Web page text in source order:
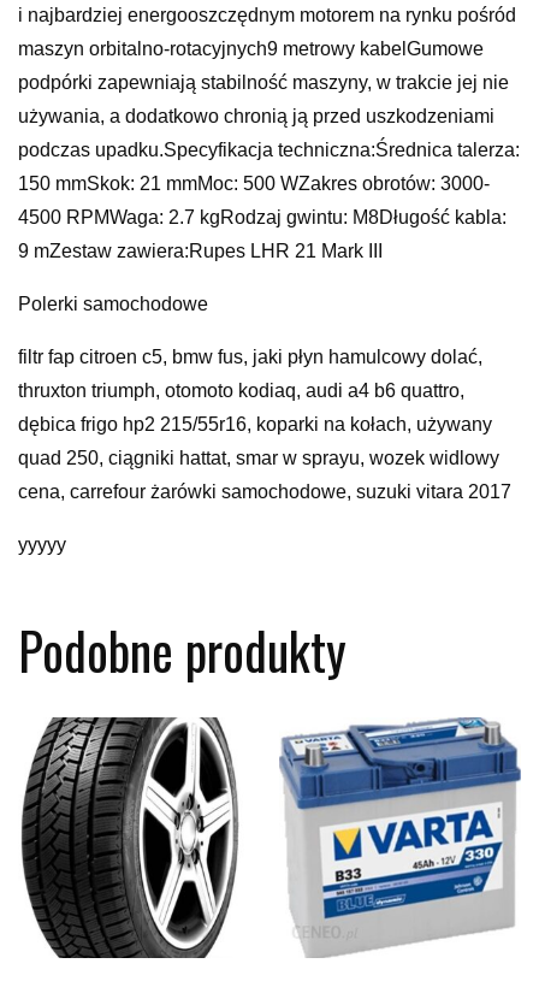
i najbardziej energooszczędnym motorem na rynku pośród
maszyn orbitalno-rotacyjnych9 metrowy kabelGumowe
podpórki zapewniają stabilność maszyny, w trakcie jej nie
używania, a dodatkowo chronią ją przed uszkodzeniami
podczas upadku.Specyfikacja techniczna:Średnica talerza:
150 mmSkok: 21 mmMoc: 500 WZakres obrotów: 3000-
4500 RPMWaga: 2.7 kgRodzaj gwintu: M8Długość kabla:
9 mZestaw zawiera:Rupes LHR 21 Mark III
Polerki samochodowe
filtr fap citroen c5, bmw fus, jaki płyn hamulcowy dolać,
thruxton triumph, otomoto kodiaq, audi a4 b6 quattro,
dębica frigo hp2 215/55r16, koparki na kołach, używany
quad 250, ciągniki hattat, smar w sprayu, wozek widlowy
cena, carrefour żarówki samochodowe, suzuki vitara 2017
yyyyy
Podobne produkty